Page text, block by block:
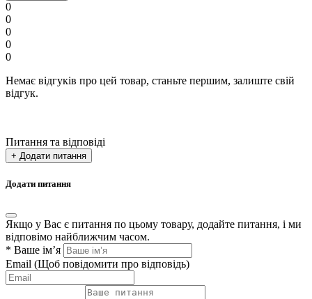
0
0
0
0
0
Немає відгуків про цей товар, станьте першим, залиште свій
відгук.
Питання та відповіді
+ Додати питання
Додати питання
Якщо у Вас є питання по цьому товару, додайте питання, і ми
відповімо найближчим часом.
* Ваше ім’я
Email (Щоб повідомити про відповідь)